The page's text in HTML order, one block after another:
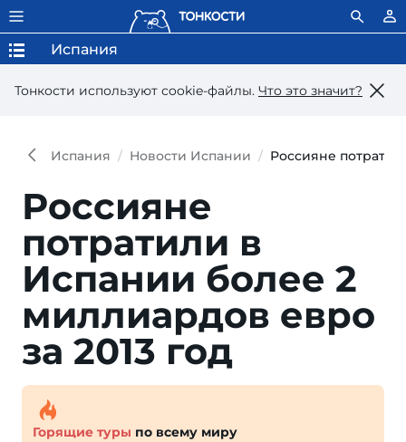
Тонкости используют сookie-файлы. Что это значит?
Испания
Испания Новости Испании Россияне
Россияне
потратили в
Испании более 2
миллиардов евро
за 2013 год
Горящие туры по всему миру